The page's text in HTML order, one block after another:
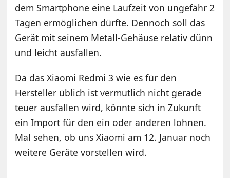
dem Smartphone eine Laufzeit von ungefähr 2
Tagen ermöglichen dürfte. Dennoch soll das
Gerät mit seinem Metall-Gehäuse relativ dünn
und leicht ausfallen.
Da das Xiaomi Redmi 3 wie es für den
Hersteller üblich ist vermutlich nicht gerade
teuer ausfallen wird, könnte sich in Zukunft
ein Import für den ein oder anderen lohnen.
Mal sehen, ob uns Xiaomi am 12. Januar noch
weitere Geräte vorstellen wird.